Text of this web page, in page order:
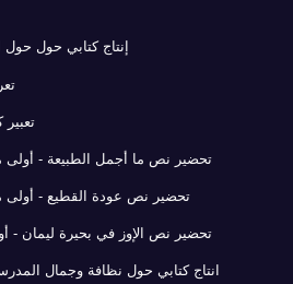
إنتاج كتابي حول
تحضير نص ما أجمل الطبيعة - أولى
تحضير نص عودة القطيع - أولى
تحضير نص الإوز في بحيرة ليمان -
انتاج كتابي حول نظافة وجمال